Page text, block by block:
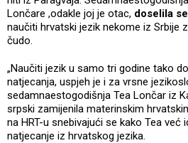
Lončare ,odakle joj je otac, doselila
naučiti hrvatski jezik nekome iz Srbije
čudo.
„Naučiti jezik u samo tri godine tako
natjecanja, uspjeh je i za vrsne
sedamnaestogodišnja Tea Lončar iz
srpski zamijenila materinskim
na HRT-u snebivajući se kako Tea već
natjecanje iz hrvatskog jezika.